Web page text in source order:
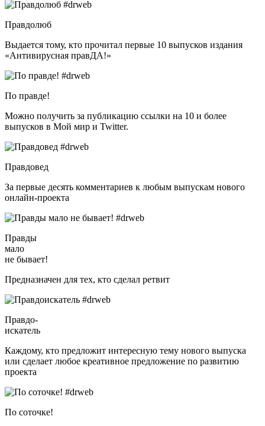
Правдолюб
Выдается тому, кто прочитал первые 10 выпусков издания
«Антивирусная правДА!»
По правде!
Можно получить за публикацию ссылки на 10 и более
выпусков в Мой мир и Twitter.
Правдовед
За первые десять комментариев к любым выпускам нового
онлайн-проекта
Правды
мало
не бывает!
Предназначен для тех, кто сделал ретвит
Правдо-
искатель
Каждому, кто предложит интересную тему нового выпуска
или сделает любое креативное предложение по развитию
проекта
По соточке!